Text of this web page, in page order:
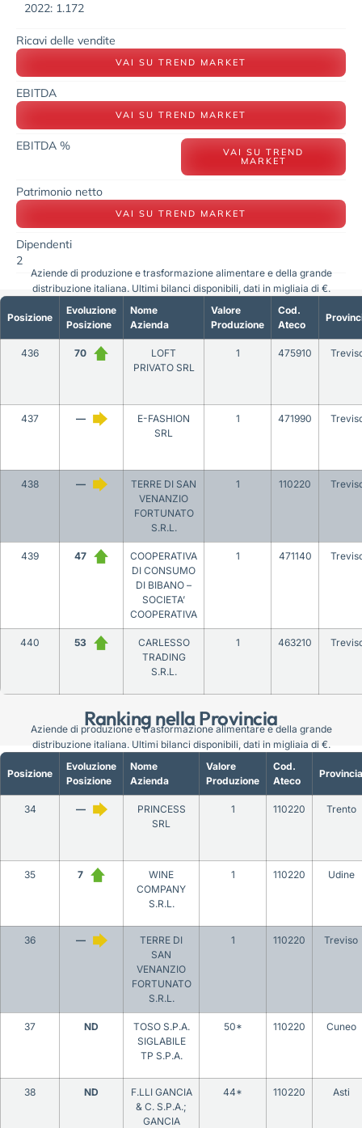
2022: 1.172
Ricavi delle vendite
VAI SU TREND MARKET
EBITDA
VAI SU TREND MARKET
EBITDA % VAI SU TREND
MARKET
Patrimonio netto
VAI SU TREND MARKET
Dipendenti
2
Ranking nella Provincia
Posizione
Evoluzione
Posizione
Nome
Azienda
Valore
Produzione
Cod.
Ateco
436 70
LOFT
PRIVATO SRL
1 475910
437 —
E-FASHION
SRL
1 471990
438 —
TERRE DI SAN
VENANZIO
FORTUNATO
S.R.L.
1 110220
439 47
COOPERATIVA
DI CONSUMO
DI BIBANO –
SOCIETA’
COOPERATIVA
1 471140
440 53
CARLESSO
TRADING
S.R.L.
1 463210
Aziende di produzione e trasformazione alimentare e della grande
distribuzione italiana. Ultimi bilanci disponibili, dati in migliaia di €.
Posizione
Evoluzione
Posizione
Nome
Azienda
Valore
Produzione
Cod.
Ateco
Provincia
34 —
PRINCESS
SRL
1 110220 Trento
35 7
WINE
COMPANY
S.R.L.
1 110220 Udine
36 —
TERRE DI
SAN
VENANZIO
FORTUNATO
S.R.L.
1 110220 Treviso
37 ND
TOSO S.P.A.
SIGLABILE
TP S.P.A.
50* 110220 Cuneo
38 ND
F.LLI GANCIA
& C. S.P.A.;
GANCIA
44* 110220 Asti
Aziende di produzione e trasformazione alimentare e della grande
distribuzione italiana. Ultimi bilanci disponibili, dati in migliaia di €.